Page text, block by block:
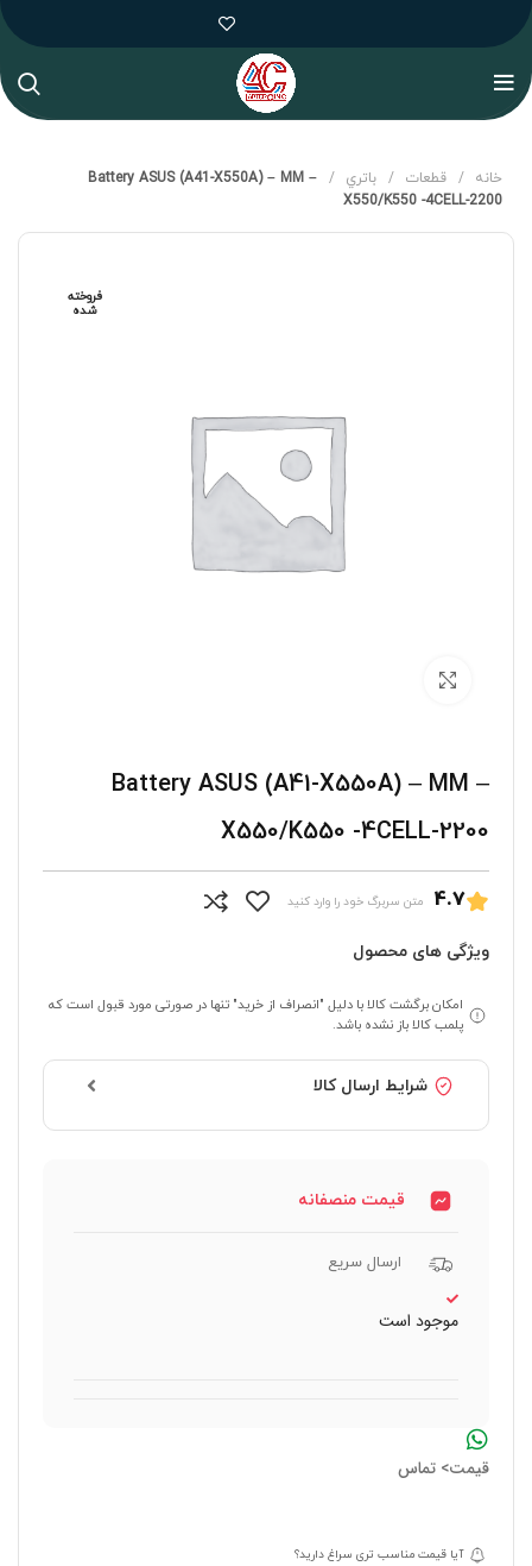
خانه قطعات باتري
Battery ASUS (A41-X550A) – MM –
X550/K550 -4CELL-2200
فروخته
شده
Battery ASUS (A41-X550A) – MM –
X550/K550 -4CELL-2200
4.7 متن سربرگ خود را وارد کنید
ویژگی های محصول
امکان برگشت کالا با دلیل "انصراف از خرید" تنها در صورتی مورد قبول است که
پلمب کالا باز نشده باشد.
شرایط ارسال کالا
قیمت منصفانه
ارسال سریع
موجود است
قیمت> تماس
آیا قیمت مناسب تری سراغ دارید؟